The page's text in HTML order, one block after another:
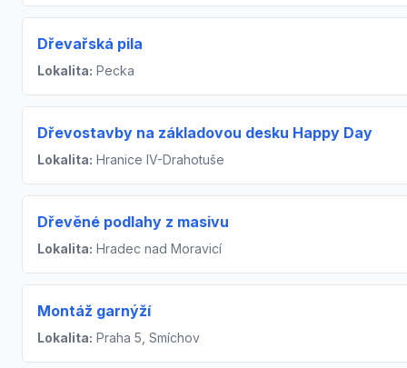
Dřevařská pila
Lokalita: Pecka
Dřevostavby na základovou desku Happy Day
Lokalita: Hranice IV-Drahotuše
Dřevěné podlahy z masivu
Lokalita: Hradec nad Moravicí
Montáž garnýží
Lokalita: Praha 5, Smíchov